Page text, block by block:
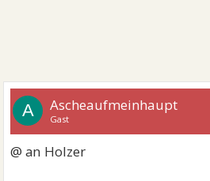
A Ascheaufmeinhaupt
Gast
@ an Holzer